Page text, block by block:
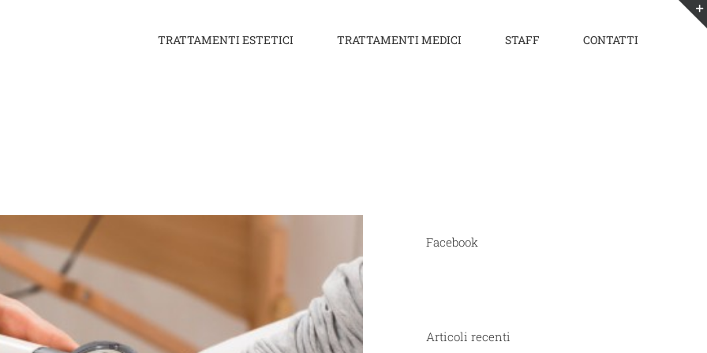
TRATTAMENTI ESTETICI TRATTAMENTI MEDICI STAFF CONTATTI
Facebook
Articoli recenti